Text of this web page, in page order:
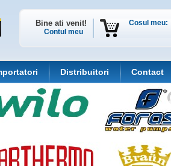
Bine ati venit!
Contul meu
Cosul meu:
Distribuitori Contact